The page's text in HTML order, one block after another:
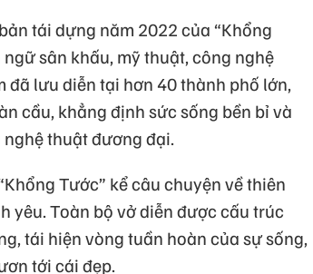
tái dựng năm 2022 của “Khổng
sân khấu, mỹ thuật, công nghệ
lưu diễn tại hơn 40 thành phố lớn,
cầu, khẳng định sức sống bền bỉ và
thuật đương đại.
Tước” kể câu chuyện về thiên
yêu. Toàn bộ vở diễn được cấu trúc
tái hiện vòng tuần hoàn của sự sống,
tới cái đẹp.